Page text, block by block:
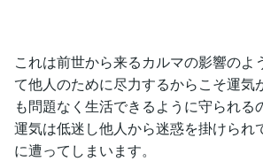
これは前世から来るカルマの影響のよ
て他人のために尽力するからこそ運気
も問題なく生活できるように守られる
運気は低迷し他人から迷惑を掛けられ
に遭ってしまいます。